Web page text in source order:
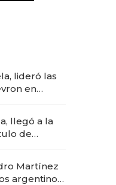
lideró las
en
llegó a la
de
Martínez
argentinos